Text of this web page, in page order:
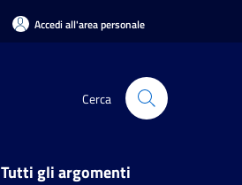
Accedi all'area personale
Cerca
Tutti gli argomenti